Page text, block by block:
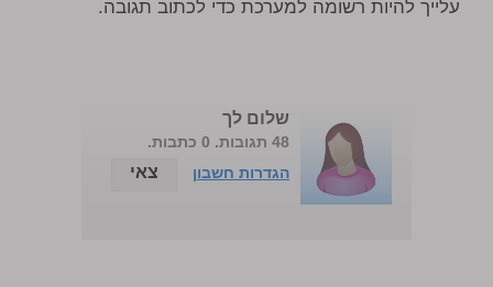
עלייך להיות רשומה למערכת כדי לכתוב תגובה.
שלום לך
48 תגובות. 0 כתבות.
הגדרות חשבון
צאי